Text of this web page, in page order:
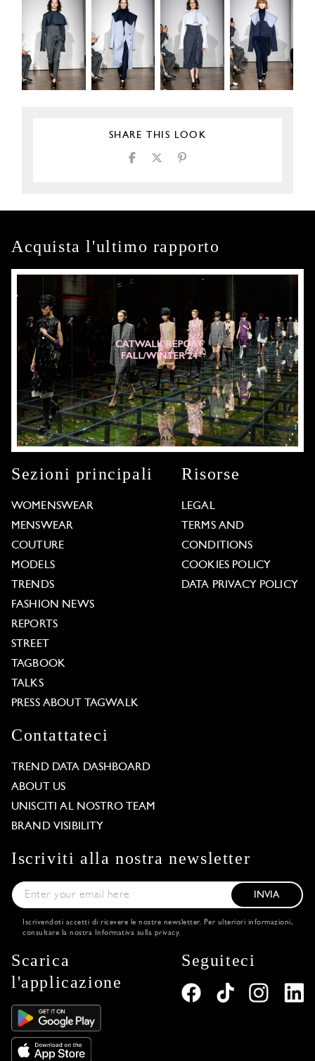
SHARE THIS LOOK
Acquista l'ultimo rapporto
Sezioni principali
WOMENSWEAR
MENSWEAR
COUTURE
MODELS
TRENDS
FASHION NEWS
REPORTS
STREET
TAGBOOK
TALKS
PRESS ABOUT TAGWALK
Risorse
LEGAL
TERMS AND
CONDITIONS
COOKIES POLICY
DATA PRIVACY POLICY
Contattateci
TREND DATA DASHBOARD
ABOUT US
UNISCITI AL NOSTRO TEAM
BRAND VISIBILITY
Iscriviti alla nostra newsletter
INVIA
Iscrivendoti accetti di ricevere le nostre newsletter. Per ulteriori informazioni,
consultare la nostra
Informativa sulla privacy.
Scarica
l'applicazione
Seguiteci